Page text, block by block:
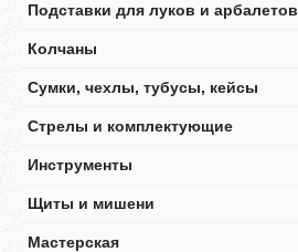
Подставки для луков и арбалетов
Колчаны
Сумки, чехлы, тубусы, кейсы
Стрелы и комплектующие
Инструменты
Щиты и мишени
Мастерская